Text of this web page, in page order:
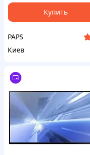
Купить
PAPS
Киев